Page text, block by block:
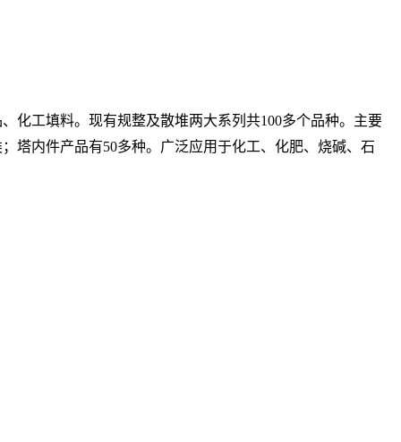
化工填料。现有规整及散堆两大系列共100多个品种。主要
塔内件产品有50多种。广泛应用于化工、化肥、烧碱、石